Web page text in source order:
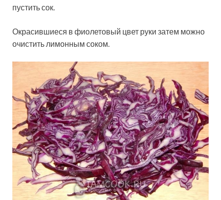
пустить сок.
Окрасившиеся в фиолетовый цвет руки затем можно
очистить лимонным соком.